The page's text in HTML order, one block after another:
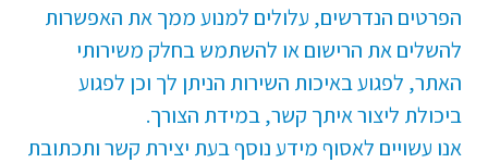
הפרטים הנדרשים, עלולים למנוע ממך את האפשרות
להשלים את הרישום או להשתמש בחלק משירותי
האתר, לפגוע באיכות השירות הניתן לך וכן לפגוע
ביכולת ליצור איתך קשר, במידת הצורך.
אנו עשויים לאסוף מידע נוסף בעת יצירת קשר ותכתובת